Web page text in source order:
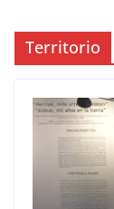
Territorio